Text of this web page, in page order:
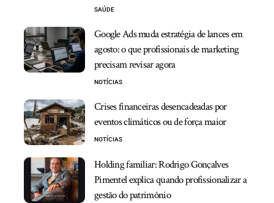
SAÚDE
Google Ads muda estratégia de lances em
agosto: o que profissionais de marketing
precisam revisar agora
NOTÍCIAS
Crises financeiras desencadeadas por
eventos climáticos ou de força maior
NOTÍCIAS
Holding familiar: Rodrigo Gonçalves
Pimentel explica quando profissionalizar a
gestão do patrimônio